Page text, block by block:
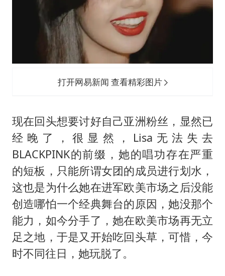
打开网易新闻 查看精彩图片
现在回头想要讨好自己亚洲粉丝，显然已
经晚了，很显然，Lisa无法失去
BLACKPINK的前缀，她的唱功存在严重
的短板，只能所谓女团的成员进行划水，
这也是为什么她在进军欧美市场之后没能
创造哪怕一个经典舞台的原因，她没那个
能力，如今分手了，她在欧美市场再无立
足之地，于是又开始吃回头草，可惜，今
时不同往日，她玩脱了。